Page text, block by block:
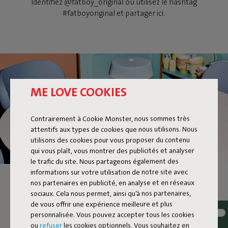
ME LOVE COOKIES
Contrairement à Cookie Monster, nous sommes très
attentifs aux types de cookies que nous utilisons. Nous
utilisons des cookies pour vous proposer du contenu
qui vous plaît, vous montrer des publicités et analyser
le trafic du site. Nous partageons également des
informations sur votre utilisation de notre site avec
nos partenaires en publicité, en analyse et en réseaux
sociaux. Cela nous permet, ainsi qu’à nos partenaires,
de vous offrir une expérience meilleure et plus
personnalisée. Vous pouvez accepter tous les cookies
ou refuserles cookies optionnels. Vous souhaitez en
#fatboyoriginal et partager ici.
BELLBOY
Ding ! Le Bellboy est là. Sa disposition conviviale et son design
assuré élèvent cette lampe de table classique à un tout autre